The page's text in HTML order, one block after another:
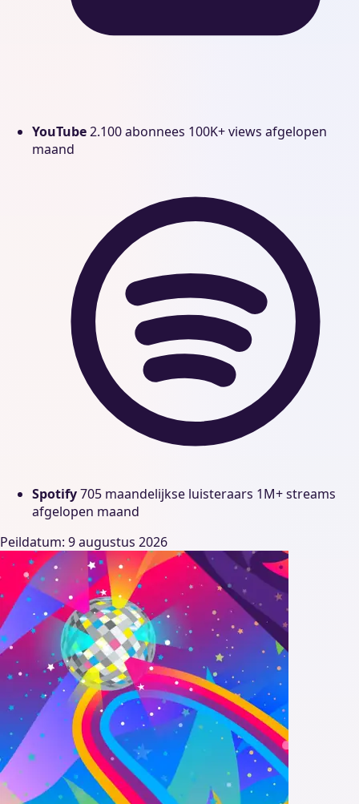
YouTube2.100 abonnees 100K+ views afgelopen
maand
Spotify705 maandelijkse luisteraars 1M+ streams
afgelopen maand
Peildatum: 9 augustus 2026